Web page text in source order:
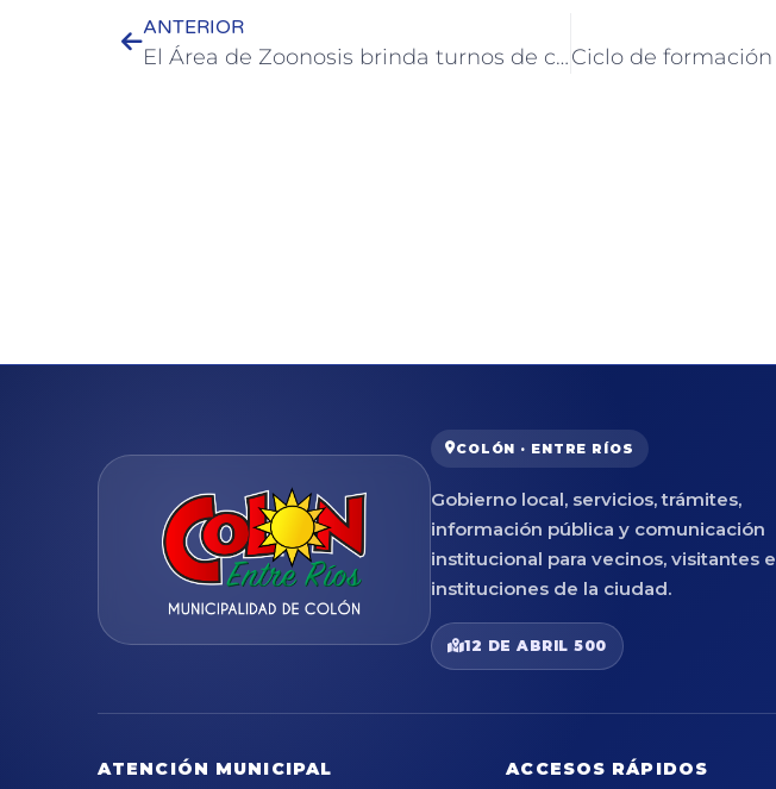
ANTERIOR
El Área de Zoonosis brinda turnos de castración para noviembre y refuerza desparasitación y vacunación antirrábica
COLÓN · ENTRE RÍOS
Gobierno local, servicios, trámites,
información pública y comunicación
institucional para vecinos, visitantes e
instituciones de la ciudad.
12 DE ABRIL 500
ATENCIÓN MUNICIPAL ACCESOS RÁPIDOS